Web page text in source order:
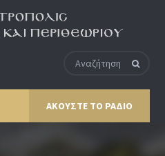
ΑΚΟΥΣΤΕ ΤΟ ΡΑΔΙΟ